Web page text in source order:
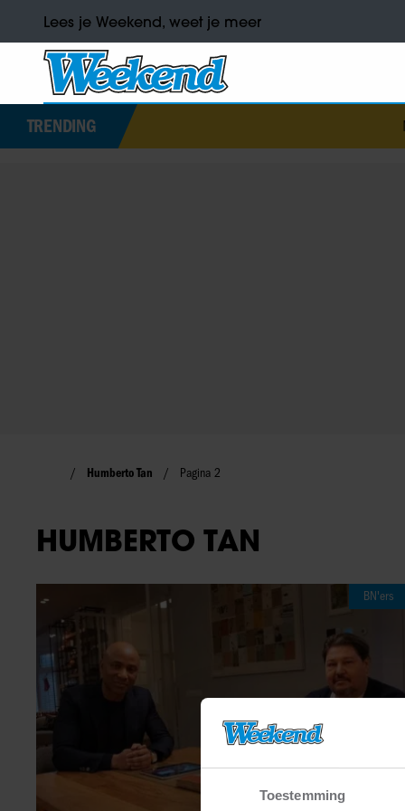
Toestemming
Lees je Weekend, weet je meer
TRENDING
Humberto Tan Pagina 2
HUMBERTO TAN
BN'ers